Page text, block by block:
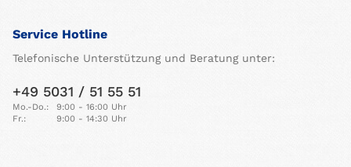
Service Hotline
Telefonische Unterstützung und Beratung unter:
+49 5031 / 51 55 51
Mo.-Do.:
9:00 - 16:00 Uhr
Fr.:
9:00 - 14:30 Uhr